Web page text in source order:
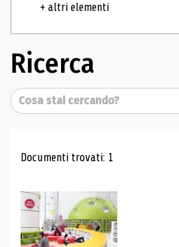
+ altri elementi
Ricerca
Cerca
Risultati di
Documenti trovati: 1